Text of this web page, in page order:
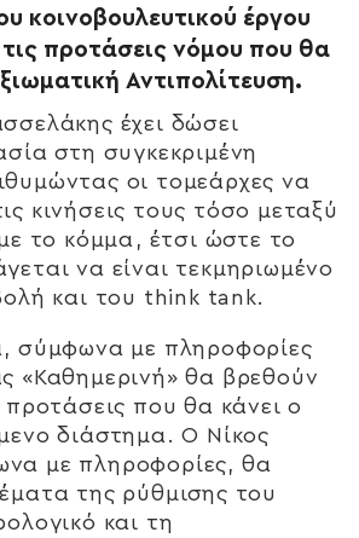
κοινοβουλευτικού έργου
προτάσεις νόμου που θα
Αντιπολίτευση.
έχει δώσει
στη συγκεκριμένη
οι τομεάρχες να
κινήσεις τους τόσο μεταξύ
το κόμμα, έτσι ώστε το
να είναι τεκμηριωμένο
και του think tank.
σύμφωνα με πληροφορίες
«Καθημερινή» θα βρεθούν
προτάσεις που θα κάνει ο
διάστημα. Ο Νίκος
με πληροφορίες, θα
της ρύθμισης του
και τη